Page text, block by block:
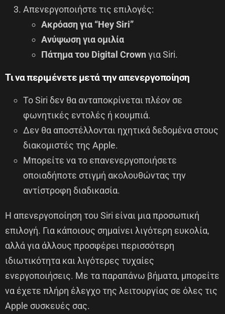
Απενεργοποιήστε τις επιλογές:
Ακρόαση για “Hey Siri”
Ανύψωση για ομιλία
Πάτημα του Digital Crownγια Siri.
Τι να περιμένετε μετά την απενεργοποίηση
Το Siri δεν θα ανταποκρίνεται πλέον σε
φωνητικές εντολές ή κουμπιά.
Δεν θα αποστέλλονται ηχητικά δεδομένα στους
διακομιστές της Apple.
Μπορείτε να το επανενεργοποιήσετε
οποιαδήποτε στιγμή ακολουθώντας την
αντίστροφη διαδικασία.
Η απενεργοποίηση του Siri είναι μια προσωπική
επιλογή. Για κάποιους σημαίνει λιγότερη ευκολία,
αλλά για άλλους προσφέρει περισσότερη
ιδιωτικότητα και λιγότερες τυχαίες
ενεργοποιήσεις. Με τα παραπάνω βήματα, μπορείτε
να έχετε πλήρη έλεγχο της λειτουργίας σε όλες τις
Apple συσκευές σας.